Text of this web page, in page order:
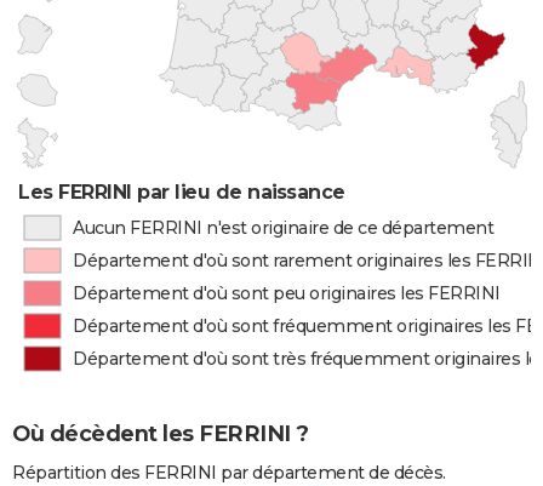
Les FERRINI par lieu de naissance
Aucun FERRINI n'est originaire de ce département
Département d'où sont rarement originaires les
Département d'où sont peu originaires les FERRINI
Département d'où sont fréquemment originaires les
Département d'où sont très fréquemment originaires
Où décèdent les FERRINI ?
Répartition des FERRINI par département de décès.